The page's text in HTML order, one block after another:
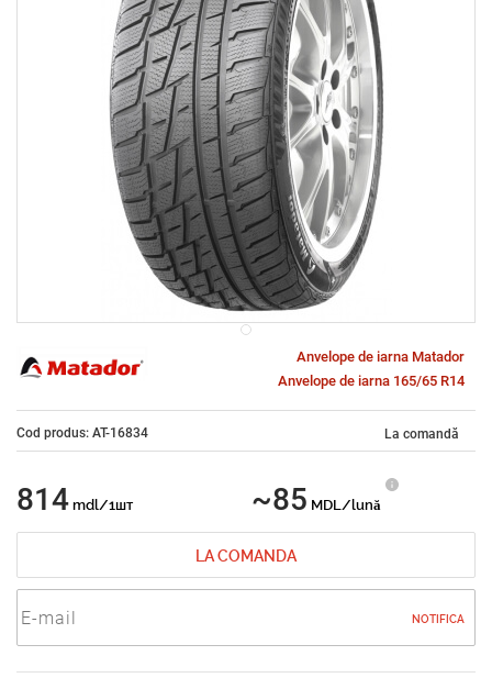
Anvelope de iarna Matador
Anvelope de iarna 165/65 R14
Cod produs: AT-16834 La comandă
814 mdl/1шт ~85 MDL/lună
LA COMANDA
NOTIFICA